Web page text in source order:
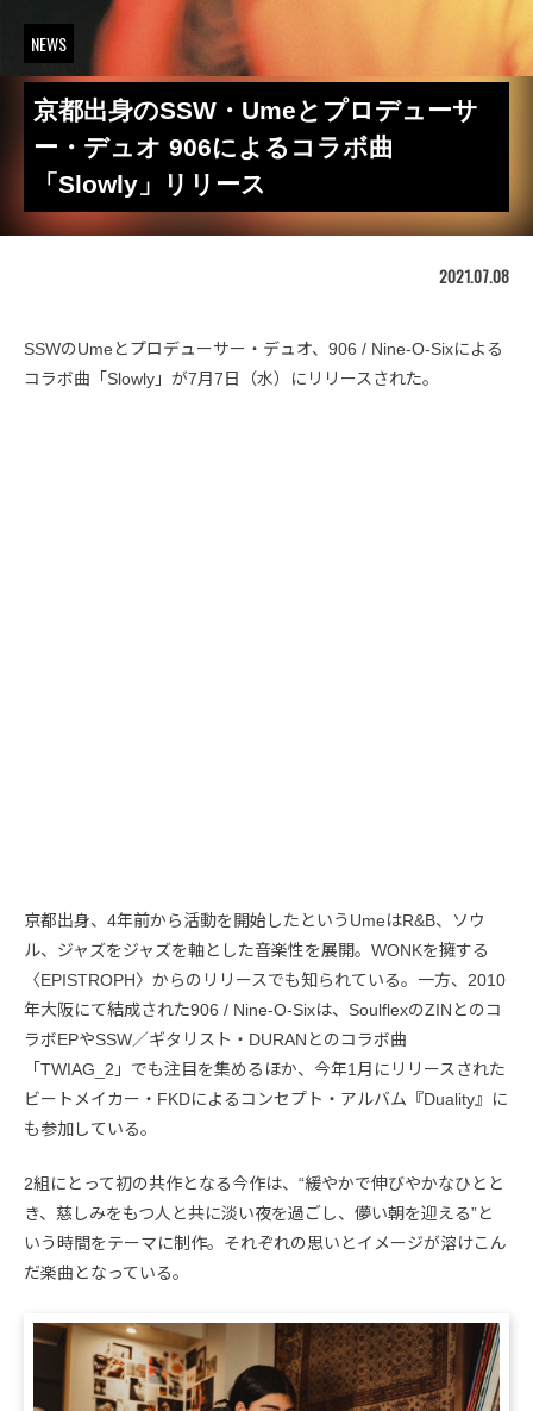
NEWS
京都出身のSSW・Umeとプロデューサ
ー・デュオ 906によるコラボ曲
「Slowly」リリース
2021.07.08
SSWのUmeとプロデューサー・デュオ、906 / Nine-O-Sixによる
コラボ曲「Slowly」が7月7日（水）にリリースされた。
京都出身、4年前から活動を開始したというUmeはR&B、ソウ
ル、ジャズをジャズを軸とした音楽性を展開。WONKを擁する
〈EPISTROPH〉からのリリースでも知られている。一方、2010
年大阪にて結成された906 / Nine-O-Sixは、SoulflexのZINとのコ
ラボEPやSSW／ギタリスト・DURANとのコラボ曲
「TWIAG_2」でも注目を集めるほか、今年1月にリリースされた
ビートメイカー・FKDによるコンセプト・アルバム『Duality』に
も参加している。
2組にとって初の共作となる今作は、“緩やかで伸びやかなひとと
き、慈しみをもつ人と共に淡い夜を過ごし、儚い朝を迎える”と
いう時間をテーマに制作。それぞれの思いとイメージが溶けこん
だ楽曲となっている。